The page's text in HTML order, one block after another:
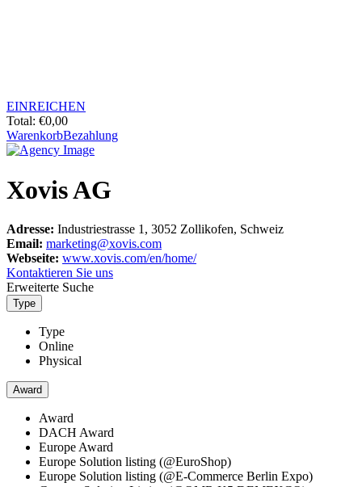
EINREICHEN
Total: €0,00
WarenkorbBezahlung
Xovis AG
Adresse: Industriestrasse 1, 3052 Zollikofen, Schweiz
Email: marketing@xovis.com
Webseite: www.xovis.com/en/home/
Kontaktieren Sie uns
Erweiterte Suche
Type
Type
Online
Physical
Award
Award
DACH Award
Europe Award
Europe Solution listing (@EuroShop)
Europe Solution listing (@E-Commerce Berlin Expo)